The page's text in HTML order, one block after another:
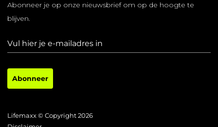
Abonneer je op onze nieuwsbrief om op de hoogte te
blijven.
Abonneer
Lifemaxx © Copyright 2026